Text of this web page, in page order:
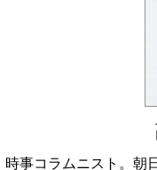
時事コラムニスト。朝